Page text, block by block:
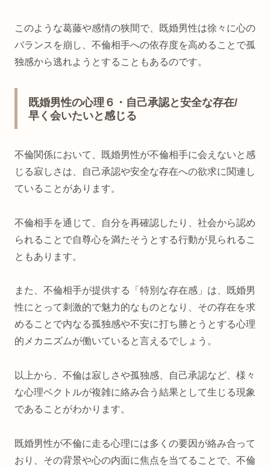
このような葛藤や感情の狭間で、既婚男性は徐々に心の
バランスを崩し、不倫相手への依存度を高めることで孤
独感から逃れようとすることもあるのです。
既婚男性の心理６・自己承認と安全な存在/
早く会いたいと感じる
不倫関係において、既婚男性が不倫相手に会えないと感
じる寂しさは、自己承認や安全な存在への欲求に関連し
ていることがあります。
不倫相手を通じて、自分を再確認したり、社会から認め
られることで自尊心を満たそうとする行動が見られるこ
ともあります。
また、不倫相手が提供する「特別な存在感」は、既婚男
性にとって刺激的で魅力的なものとなり、その存在を求
めることで内なる孤独感や不安に打ち勝とうとする心理
的メカニズムが働いていると言えるでしょう。
以上から、不倫は寂しさや孤独感、自己承認など、様々
な心理ベクトルが複雑に絡み合う結果として生じる現象
であることがわかります。
既婚男性が不倫に走る心理には多くの要因が絡み合って
おり、その背景や心の内面に焦点を当てることで、不倫